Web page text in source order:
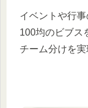
イベントや行
100均のビブス
チーム分けを実